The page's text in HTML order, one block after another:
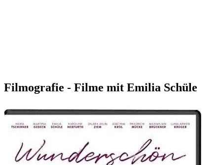
Filmografie - Filme mit Emilia Schüle